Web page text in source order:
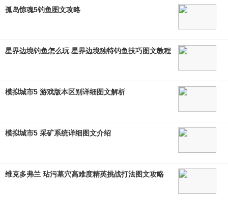
孤岛惊魂5钓鱼图文攻略
星界边境钓鱼怎么玩 星界边境独特钓鱼技巧图文教程
模拟城市5 游戏版本区别详细图文解析
模拟城市5 采矿系统详细图文介绍
维克多弗兰 玷污墓穴高难度精英挑战打法图文攻略